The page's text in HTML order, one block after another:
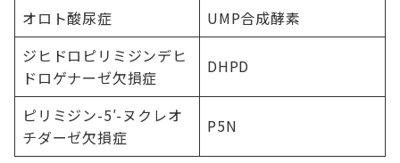
オロト酸尿症
UMP合成酵素
ジヒドロピリミジンデヒ
ドロゲナーゼ欠損症
DHPD
ピリミジン-5′-ヌクレオ
チダーゼ欠損症
P5N